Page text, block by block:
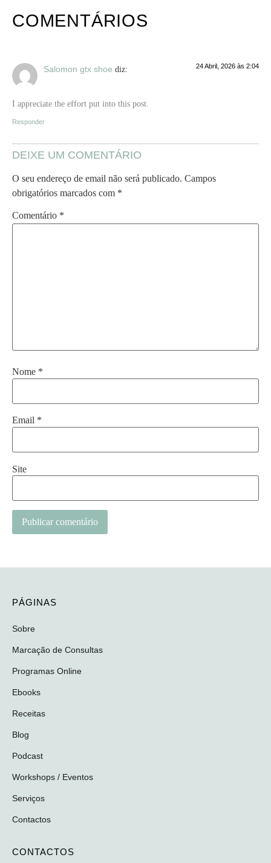
COMENTÁRIOS
Salomon gtx shoe diz: 24 Abril, 2026 às 2:04
I appreciate the effort put into this post.
Responder
DEIXE UM COMENTÁRIO
O seu endereço de email não será publicado. Campos
obrigatórios marcados com *
Comentário *
Nome *
Email *
Site
PÁGINAS
Sobre
Marcação de Consultas
Programas Online
Ebooks
Receitas
Blog
Podcast
Workshops / Eventos
Serviços
Contactos
CONTACTOS